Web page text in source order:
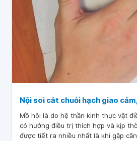
Nội soi cắt chuỗi hạch giao
Mồ hôi là do hệ thần kinh thực vật
có hướng điều trị thích hợp và kịp
được tiết ra nhiều nhất là khi gặp